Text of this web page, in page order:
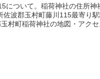
について。稲荷神社の住所神
波郡玉村町藤川115最寄り
村町稲荷神社の地図・アク